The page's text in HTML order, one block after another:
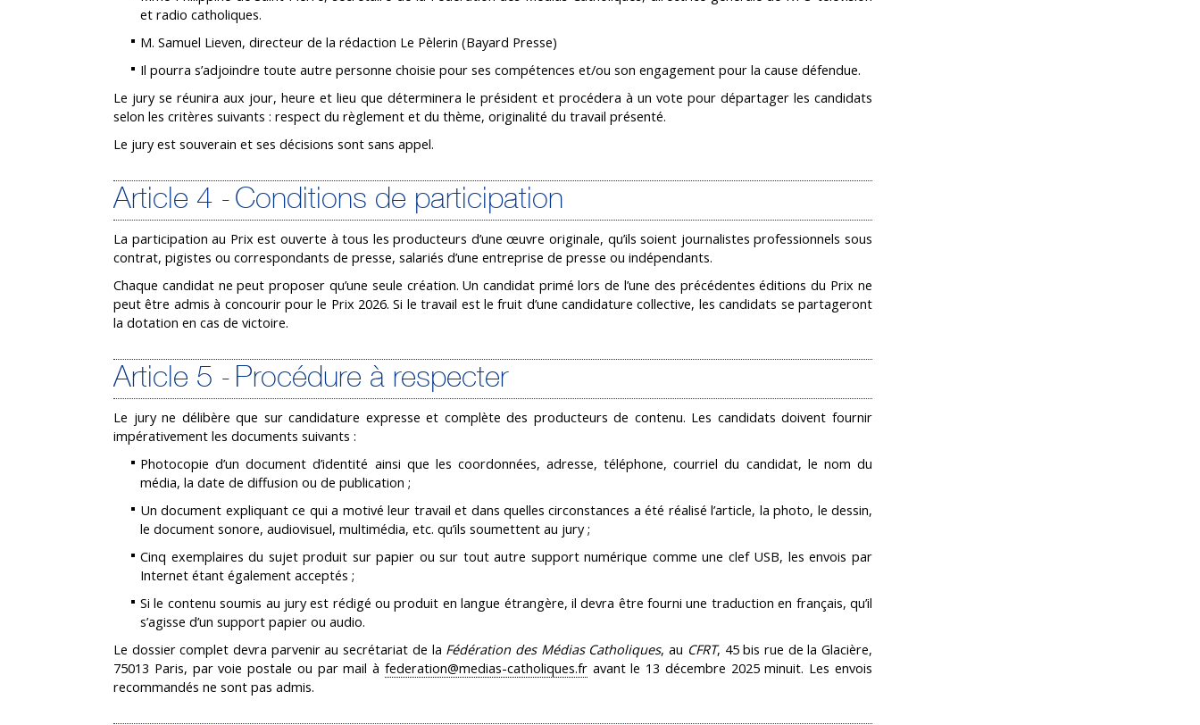
et radio catholiques.
M. Samuel Lieven, directeur de la rédaction Le Pèlerin (Bayard Presse)
Il pourra s’adjoindre toute autre personne choisie pour ses compétences et/ou son engagement pour la cause défendue.
Le jury se réunira aux jour, heure et lieu que déterminera le président et procédera à un vote pour départager les candidats
selon les critères suivants : respect du règlement et du thème, originalité du travail présenté.
Le jury est souverain et ses décisions sont sans appel.
Article 4 - Conditions de participation
La participation au Prix est ouverte à tous les producteurs d’une œuvre originale, qu’ils soient journalistes professionnels sous
contrat, pigistes ou correspondants de presse, salariés d’une entreprise de presse ou indépendants.
Chaque candidat ne peut proposer qu’une seule création. Un candidat primé lors de l’une des précédentes éditions du Prix ne
peut être admis à concourir pour le Prix 2026. Si le travail est le fruit d’une candidature collective, les candidats se partageront
la dotation en cas de victoire.
Article 5 - Procédure à respecter
Le jury ne délibère que sur candidature expresse et complète des producteurs de contenu. Les candidats doivent fournir
impérativement les documents suivants :
Photocopie d’un document d’identité ainsi que les coordonnées, adresse, téléphone, courriel du candidat, le nom du
média, la date de diffusion ou de publication ;
Un document expliquant ce qui a motivé leur travail et dans quelles circonstances a été réalisé l’article, la photo, le dessin,
le document sonore, audiovisuel, multimédia, etc. qu’ils soumettent au jury ;
Cinq exemplaires du sujet produit sur papier ou sur tout autre support numérique comme une clef USB, les envois par
Internet étant également acceptés ;
Si le contenu soumis au jury est rédigé ou produit en langue étrangère, il devra être fourni une traduction en français, qu’il
s’agisse d’un support papier ou audio.
Le dossier complet devra parvenir au secrétariat de la Fédération des Médias Catholiques, au CFRT, 45 bis rue de la Glacière,
75013 Paris, par voie postale ou par mail à federation@medias-catholiques.fravant le 13 décembre 2025 minuit. Les envois
recommandés ne sont pas admis.